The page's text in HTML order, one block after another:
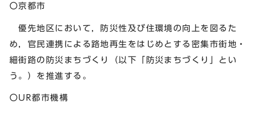
〇京都市
優先地区において，防災性及び住環境の向上を図るた
め，官民連携による路地再生をはじめとする密集市街地・
細街路の防災まちづくり（以下「防災まちづくり」とい
う。）を推進する。
〇UR都市機構